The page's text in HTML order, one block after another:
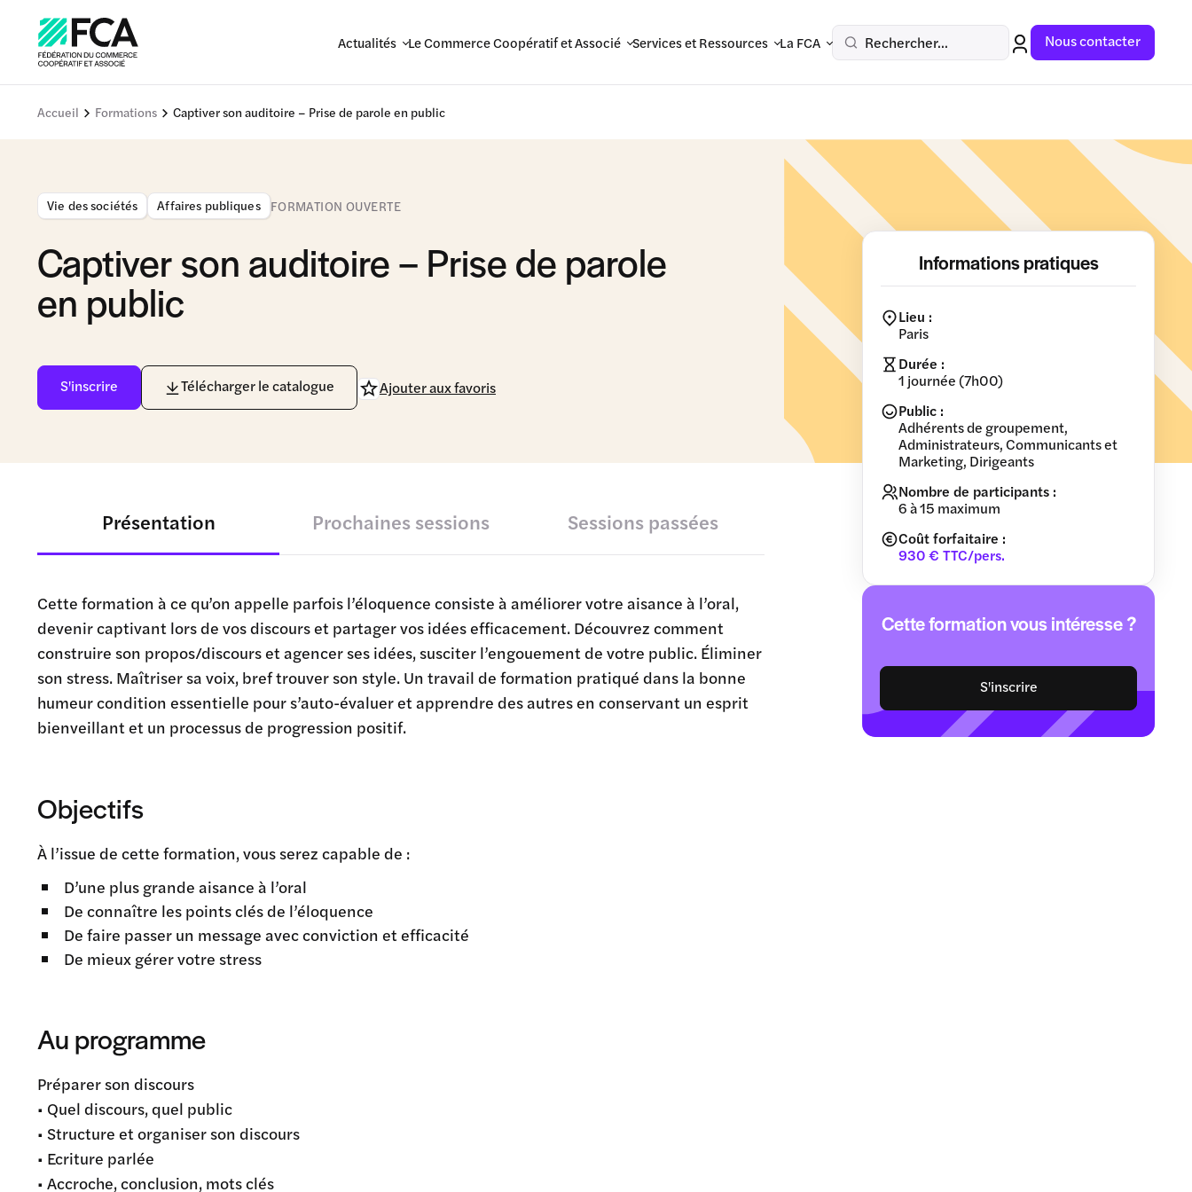
Actualités Le Commerce Coopératif et Associé Services et Ressources La FCA Rechercher... Nous contacter
Accueil Formations Captiver son auditoire – Prise de parole en public
Vie des sociétés Affaires publiques FORMATION OUVERTE
Captiver son auditoire – Prise de parole
en public
S'inscrire Télécharger le catalogue Ajouter aux favoris
Informations pratiques
Lieu :
Paris
Durée :
1 journée (7h00)
Public :
Adhérents de groupement,
Administrateurs, Communicants et
Marketing, Dirigeants
Nombre de participants :
6 à 15 maximum
Coût forfaitaire :
930 € TTC/pers.
Cette formation vous intéresse ?
S'inscrire
Présentation Prochaines sessions Sessions passées
Cette formation à ce qu’on appelle parfois l’éloquence consiste à améliorer votre aisance à l’oral,
devenir captivant lors de vos discours et partager vos idées efficacement. Découvrez comment
construire son propos/discours et agencer ses idées, susciter l’engouement de votre public. Éliminer
son stress. Maîtriser sa voix, bref trouver son style. Un travail de formation pratiqué dans la bonne
humeur condition essentielle pour s’auto-évaluer et apprendre des autres en conservant un esprit
bienveillant et un processus de progression positif.
Objectifs
À l’issue de cette formation, vous serez capable de :
D’une plus grande aisance à l’oral
De connaître les points clés de l’éloquence
De faire passer un message avec conviction et efficacité
De mieux gérer votre stress
Au programme
Préparer son discours
• Quel discours, quel public
• Structure et organiser son discours
• Ecriture parlée
• Accroche, conclusion, mots clés